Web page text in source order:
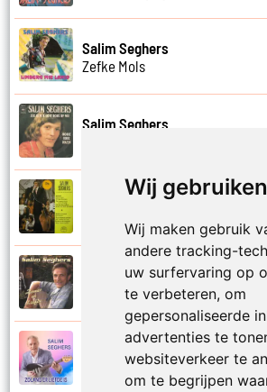
Wij
Wij maken gebruik
andere tracking-
uw surfervaring op
te verbeteren, om
gepersonaliseerde
advertenties te
websiteverkeer te
om te begrijpen
Salim Seghers
Zefke Mols
Salim Seghers
Salim Seghers
Salim Seghers
Zeven nachten geef ik jou
Salim Seghers
Zolang er liefde is